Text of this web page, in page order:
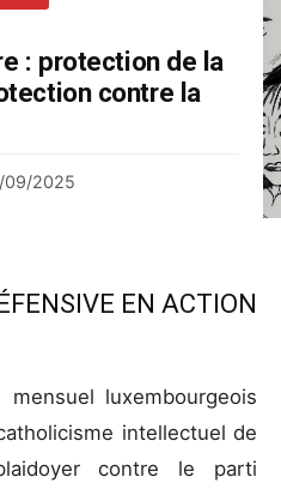
: protection de la
contre la
09/2025
EN ACTION
luxembourgeois
intellectuel de
contre le parti